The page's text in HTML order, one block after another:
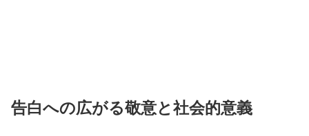
告白への広がる敬意と社会的意義